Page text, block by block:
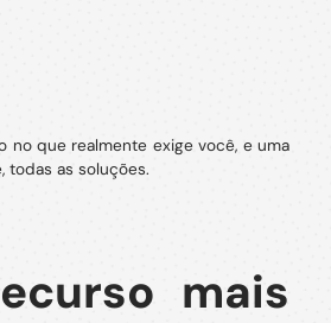
no que realmente exige você, e uma
todas as soluções.
mais